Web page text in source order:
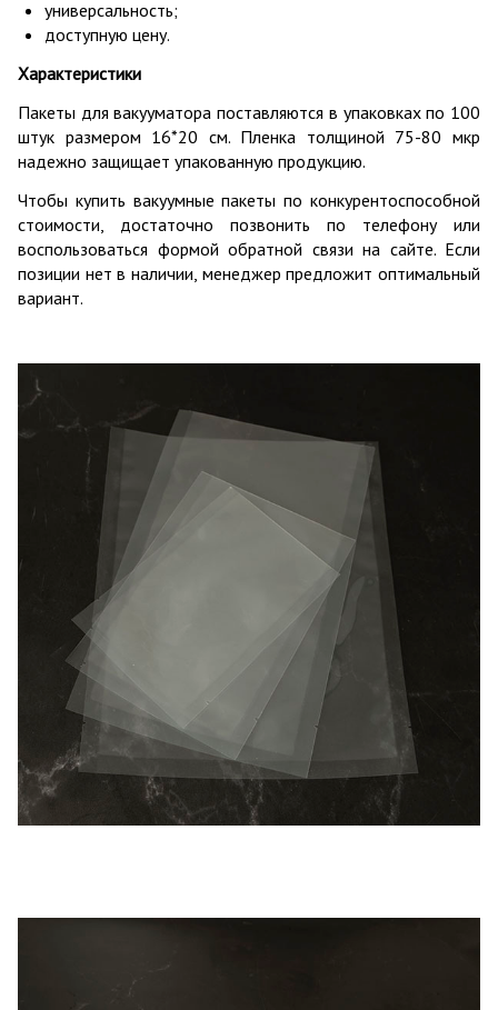
универсальность;
доступную цену.
Характеристики
Пакеты для вакууматора поставляются в упаковках по 100
штук размером 16*20 см. Пленка толщиной 75-80 мкр
надежно защищает упакованную продукцию.
Чтобы купить вакуумные пакеты по конкурентоспособной
стоимости, достаточно позвонить по телефону или
воспользоваться формой обратной связи на сайте. Если
позиции нет в наличии, менеджер предложит оптимальный
вариант.